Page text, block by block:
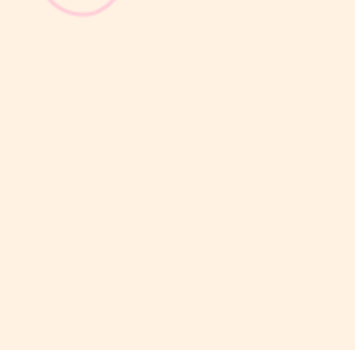
sekitar 2–3 minggu, bahkan sebelum Moms mengalami haid